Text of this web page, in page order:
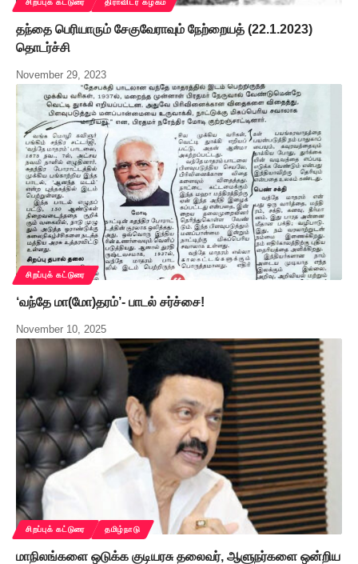
சிறப்புக் கட்டுரை திராவிடர் கழகம்
தந்தை பெரியாரும் சேகுவேராவும் நேற்றையத் (22.1.2023)
தொடர்ச்சி
November 29, 2023
சிறப்புக் கட்டுரை
‘வந்தே மா(மோ)தரம்’- பாடல் சர்ச்சை!
November 10, 2025
சிறப்புக் கட்டுரை தமிழ்நாடு
மாநிலங்களை ஒடுக்க குடியரசு தலைவர், ஆளுநர்களை ஒன்றிய